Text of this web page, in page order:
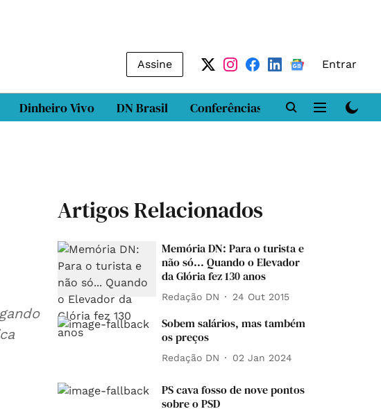
Assine Entrar
Dinheiro Vivo DN Brasil Conferências DN LAB
Artigos Relacionados
Memória DN: Para o turista e
não só... Quando o Elevador
da Glória fez 130 anos
Redação DN 24 Out 2015
Sobem salários, mas também
os preços
Redação DN 02 Jan 2024
PS cava fosso de nove pontos
sobre o PSD